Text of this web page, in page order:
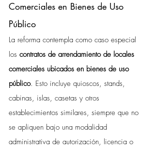
Comerciales en Bienes de Uso
Público
La reforma contempla como caso especial
los contratos de arrendamiento de locales
comerciales ubicados en bienes de uso
público. Esto incluye quioscos, stands,
cabinas, islas, casetas y otros
establecimientos similares, siempre que no
se apliquen bajo una modalidad
administrativa de autorización, licencia o